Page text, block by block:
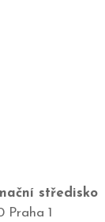
středisko
Praha 1